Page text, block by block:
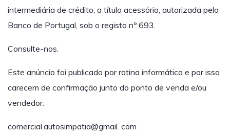
intermediária de crédito, a título acessório, autorizada pelo
Banco de Portugal, sob o registo nº 693.
Consulte-nos.
Este anúncio foi publicado por rotina informática e por isso
carecem de confirmação junto do ponto de venda e/ou
vendedor.
comercial.autosimpatia@gmail. com